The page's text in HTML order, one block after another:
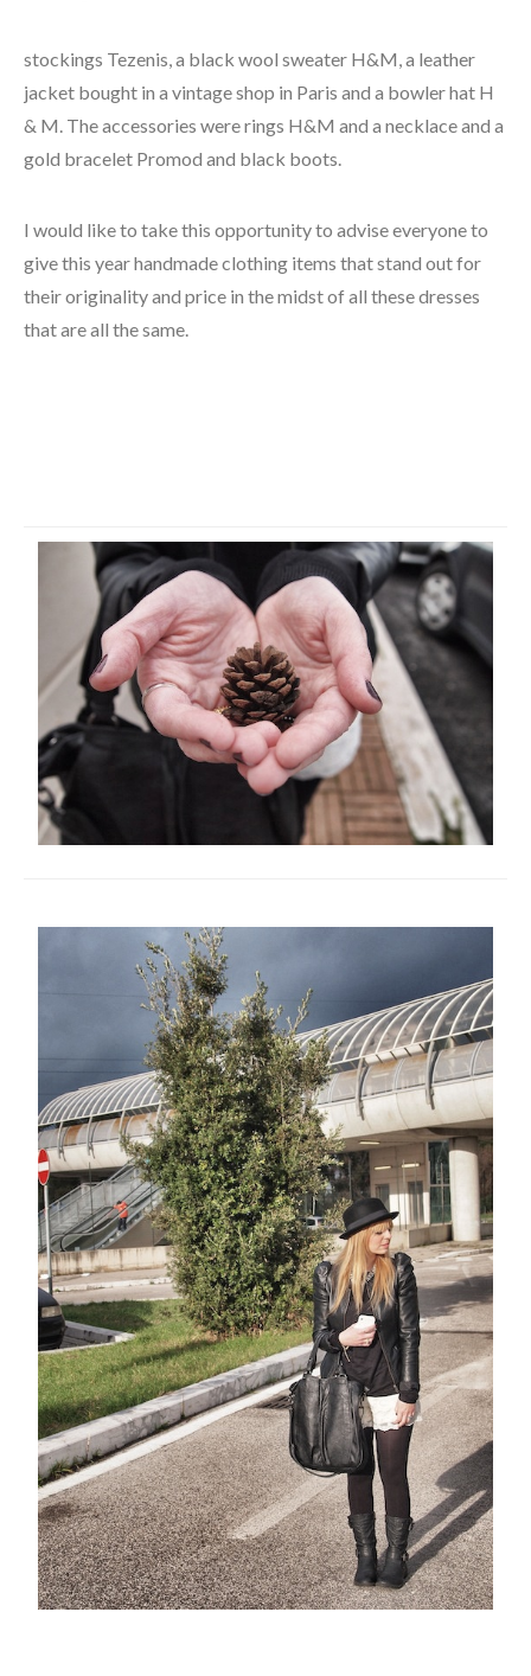
stockings Tezenis, a black wool sweater H&M, a leather
jacket bought in a vintage shop in Paris and a bowler hat H
& M. The accessories were rings H&M and a necklace and a
gold bracelet Promod and black boots.
I would like to take this opportunity to advise everyone to
give this year handmade clothing items that stand out for
their originality and price in the midst of all these dresses
that are all the same.